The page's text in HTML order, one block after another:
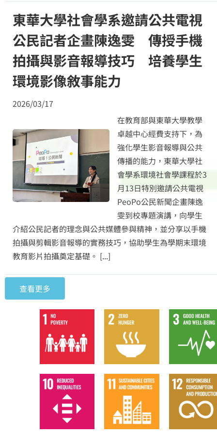
東華大學社會學系邀請公共電視
公民記者企畫陳逸雯 傳授手機
拍攝與影音報導技巧 培養學生
環境影像敘事能力
2026/03/17
在教育部與東華大學教學
卓越中心經費支持下，為
強化學生影音報導與公共
傳播的能力，東華大學社
會學系環境社會學課程於3
月13日特別邀請公共電視
PeoPo公民新聞企畫陳逸
雯到校專題演講，向學生
介紹公民記者的理念與公共媒體參與精神，並分享以手機
拍攝與剪輯影音報導的實務技巧，協助學生為學期末環境
教育影片拍攝奠定基礎。 [...]
查看更多